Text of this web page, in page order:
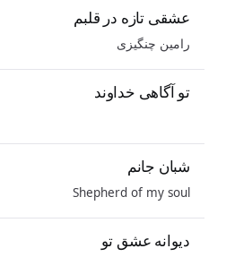
عشقی تازه در قلبم
رامین چنگیزی
تو آگاهی خداوند
شبان جانم
Shepherd of my soul
دیوانه عشق تو